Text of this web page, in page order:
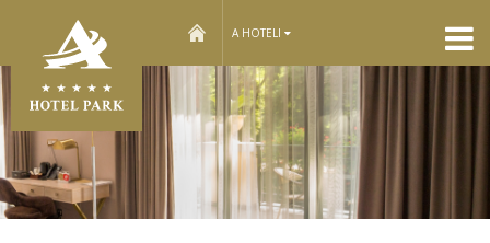
home A HOTELI